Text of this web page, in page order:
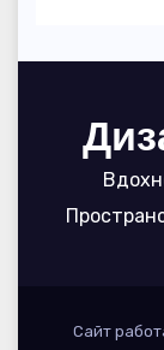
Сайт